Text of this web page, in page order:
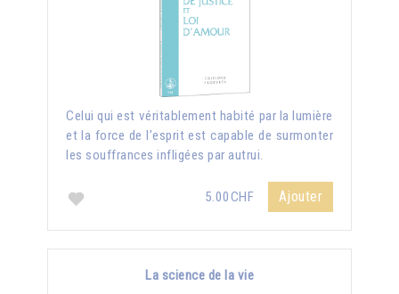
Celui qui est véritablement habité par la lumière
et la force de l’esprit est capable de surmonter
les souffrances infligées par autrui.
5.00CHF Ajouter
La science de la vie